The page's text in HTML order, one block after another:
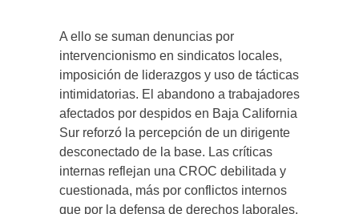
A ello se suman denuncias por
intervencionismo en sindicatos locales,
imposición de liderazgos y uso de tácticas
intimidatorias. El abandono a trabajadores
afectados por despidos en Baja California
Sur reforzó la percepción de un dirigente
desconectado de la base. Las críticas
internas reflejan una CROC debilitada y
cuestionada, más por conflictos internos
que por la defensa de derechos laborales.